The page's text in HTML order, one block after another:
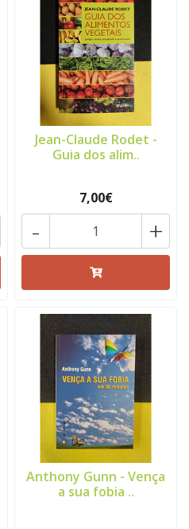
Jean-Claude Rodet -
Guia dos alim..
7,00€
+
-
Anthony Gunn - Vença
a sua fobia ..